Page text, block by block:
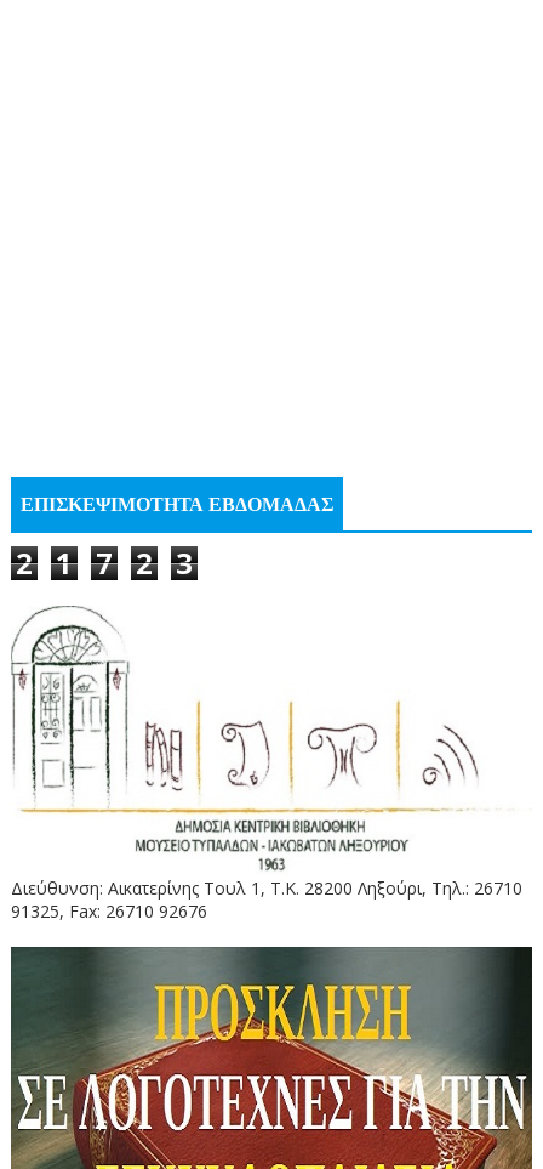
ΕΠΙΣΚΕΨΙΜΟΤΗΤΑ ΕΒΔΟΜΑΔΑΣ
2 1 7 2 3
Διεύθυνση: Αικατερίνης Τουλ 1, Τ.Κ. 28200 Ληξούρι, Τηλ.: 26710
91325, Fax: 26710 92676